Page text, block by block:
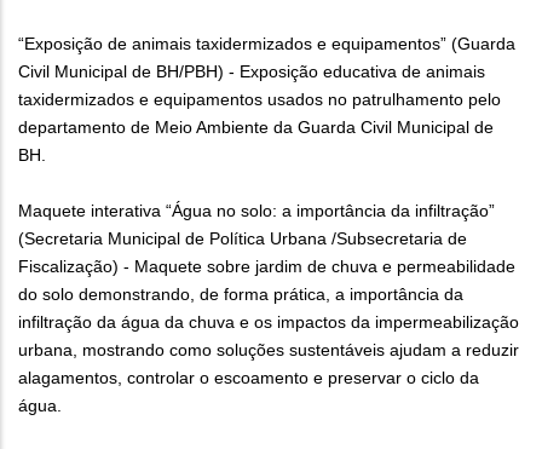
“Exposição de animais taxidermizados e equipamentos” (Guarda
Civil Municipal de BH/PBH) - Exposição educativa de animais
taxidermizados e equipamentos usados no patrulhamento pelo
departamento de Meio Ambiente da Guarda Civil Municipal de
BH.
Maquete interativa “Água no solo: a importância da infiltração”
(Secretaria Municipal de Política Urbana /Subsecretaria de
Fiscalização) - Maquete sobre jardim de chuva e permeabilidade
do solo demonstrando, de forma prática, a importância da
infiltração da água da chuva e os impactos da impermeabilização
urbana, mostrando como soluções sustentáveis ajudam a reduzir
alagamentos, controlar o escoamento e preservar o ciclo da
água.